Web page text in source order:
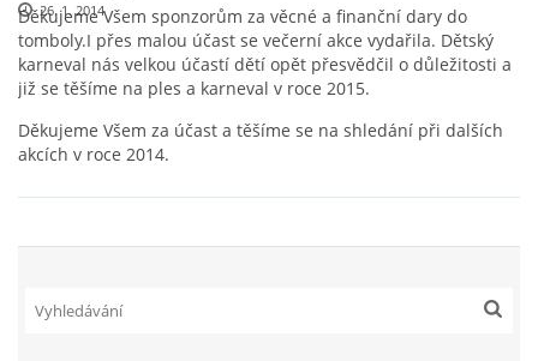
AKTUALITY
ZÁSAHOVÁ JEDNOTKA
ZÁSAHY
TECHNIKA
26. 1. 2014
Děkujeme Všem sponzorům za věcné a finanční dary do
tomboly.I přes malou účast se večerní akce vydařila. Dětský
karneval nás velkou účastí dětí opět přesvědčil o důležitosti a
již se těšíme na ples a karneval v roce 2015.
Děkujeme Všem za účast a těšíme se na shledání při dalších
akcích v roce 2014.